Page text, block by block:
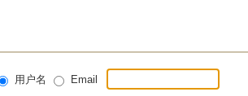
用户名 Email